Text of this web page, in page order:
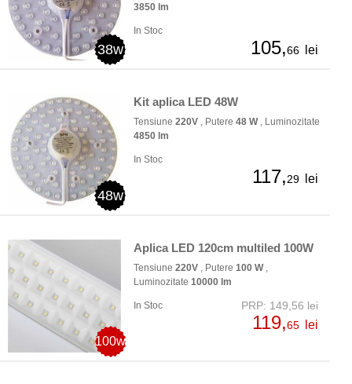
38w
3850 lm
In Stoc
105,66 lei
48w
Kit aplica LED 48W
Tensiune 220V , Putere 48 W, Luminozitate
4850 lm
In Stoc
117,29 lei
100w
Aplica LED 120cm multiled 100W
Tensiune 220V , Putere 100 W,
Luminozitate 10000 lm
In Stoc PRP: 149,56 lei
119,65 lei